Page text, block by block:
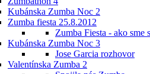
Kubánska Zumba Noc 2
Zumba fiesta 25.8.2012
Zumba Fiesta - ako sme
Kubánska Zumba Noc 3
Jose Garcia rozhovor
Valentínska Zumba 2